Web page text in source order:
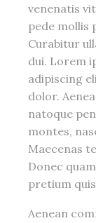
venenatis
pede mollis
Curabitur
dui. Lorem
adipiscing
dolor.
natoque
montes,
Maecenas
Donec
pretium
Aenean